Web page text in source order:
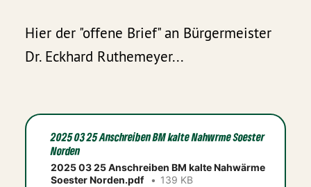
Hier der "offene Brief" an Bürgermeister
Dr. Eckhard Ruthemeyer...
2025 03 25 Anschreiben BM kalte Nahwrme Soester
Norden
2025 03 25 Anschreiben BM kalte Nahwärme
Soester Norden.pdf
139 KB